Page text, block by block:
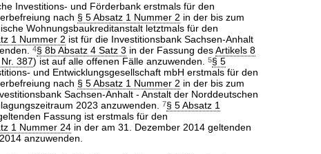
Investitions- und Förderbank erstmals für den
nach § 5 Absatz 1 Nummer 2 in der bis zum
Wohnungsbaukreditanstalt letztmals für den
1 Nummer 2 ist für die Investitionsbank Sachsen-Anhalt
4§ 8b Absatz 4 Satz 3 in der Fassung desArtikels 8
387) ist auf alle offenen Fälle anzuwenden. 5§ 5
und Entwicklungsgesellschaft mbH erstmals für den
nach § 5 Absatz 1 Nummer 2 in der bis zum
Sachsen-Anhalt - Anstalt der Norddeutschen
2023 anzuwenden. 7§ 5 Absatz 1
Fassung ist erstmals für den
1 Nummer 24 in der am 31. Dezember 2014 geltenden
anzuwenden.